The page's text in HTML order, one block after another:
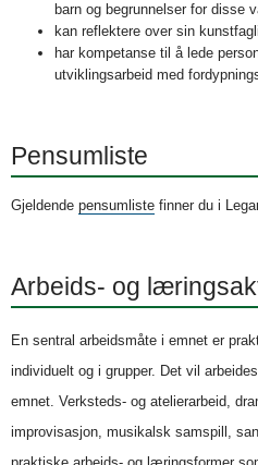
barn og begrunnelser for disse
kan reflektere over sin
har kompetanse til å lede
utviklingsarbeid med
Pensumliste
Gjeldende pensumliste finner du i
Arbeids- og
En sentral arbeidsmåte i emnet er
individuelt og i grupper. Det vil
emnet. Verksteds- og atelierarbeid,
improvisasjon, musikalsk samspill,